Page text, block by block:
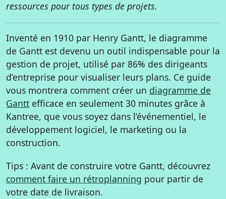
ressources pour tous types de projets.
Inventé en 1910 par Henry Gantt, le diagramme
de Gantt est devenu un outil indispensable pour la
gestion de projet, utilisé par 86% des dirigeants
d’entreprise pour visualiser leurs plans. Ce guide
vous montrera comment créer un diagramme de
Gantt efficace en seulement 30 minutes grâce à
Kantree, que vous soyez dans l’événementiel, le
développement logiciel, le marketing ou la
construction.
Tips : Avant de construire votre Gantt, découvrez
comment faire un rétroplanning pour partir de
votre date de livraison.